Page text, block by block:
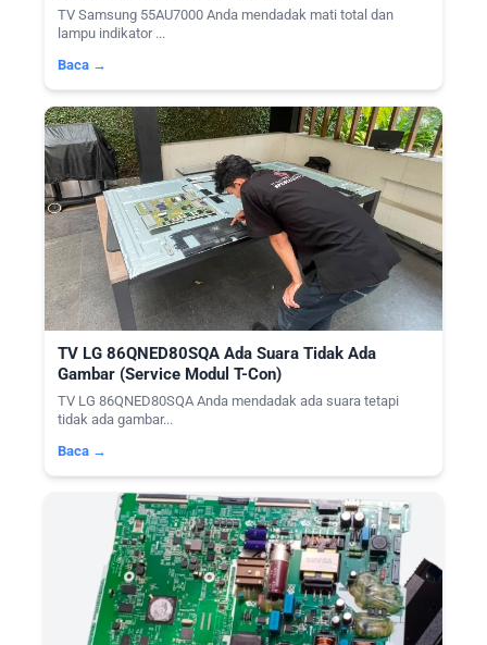
TV Samsung 55AU7000 Anda mendadak mati total dan
lampu indikator ...
Baca →
TV LG 86QNED80SQA Ada Suara Tidak Ada
Gambar (Service Modul T-Con)
TV LG 86QNED80SQA Anda mendadak ada suara tetapi
tidak ada gambar...
Baca →